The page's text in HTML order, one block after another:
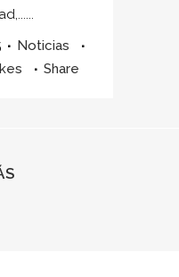
Noticias
Share